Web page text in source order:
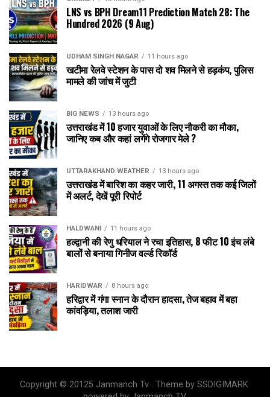
LNS vs BPH Dream11 Prediction Match 28: The
Hundred 2026 (9 Aug)
UDHAM SINGH NAGAR 11 hours ago
खटीमा रेलवे स्टेशन के पास दो शव मिलने से हड़कंप, पुलिस
मामले की जांच में जुटी
BIG NEWS 13 hours ago
उत्तराखंड में 10 हजार युवाओं के लिए नौकरी का मौका,
जानिए कब और कहां लगेंगे रोजगार मेले ?
UTTARAKHAND WEATHER 13 hours ago
उत्तराखंड में बारिश का कहर जारी, 11 अगस्त तक कई जिलों
में अलर्ट, देखें पूरी रिपोर्ट
HALDWANI 11 hours ago
हल्द्वानी की रेणु धरियाल ने रचा इतिहास, 8 फीट 10 इंच लंबे
बालों से बनाया गिनीज वर्ल्ड रिकॉर्ड
HARIDWAR 8 hours ago
हरिद्वार में गंगा स्नान के दौरान हादसा, तेज बहाव में बहा
कांवड़िया, तलाश जारी
Copyright © 20125 Janmanch Tv . Theme by SSDIGIMARK.